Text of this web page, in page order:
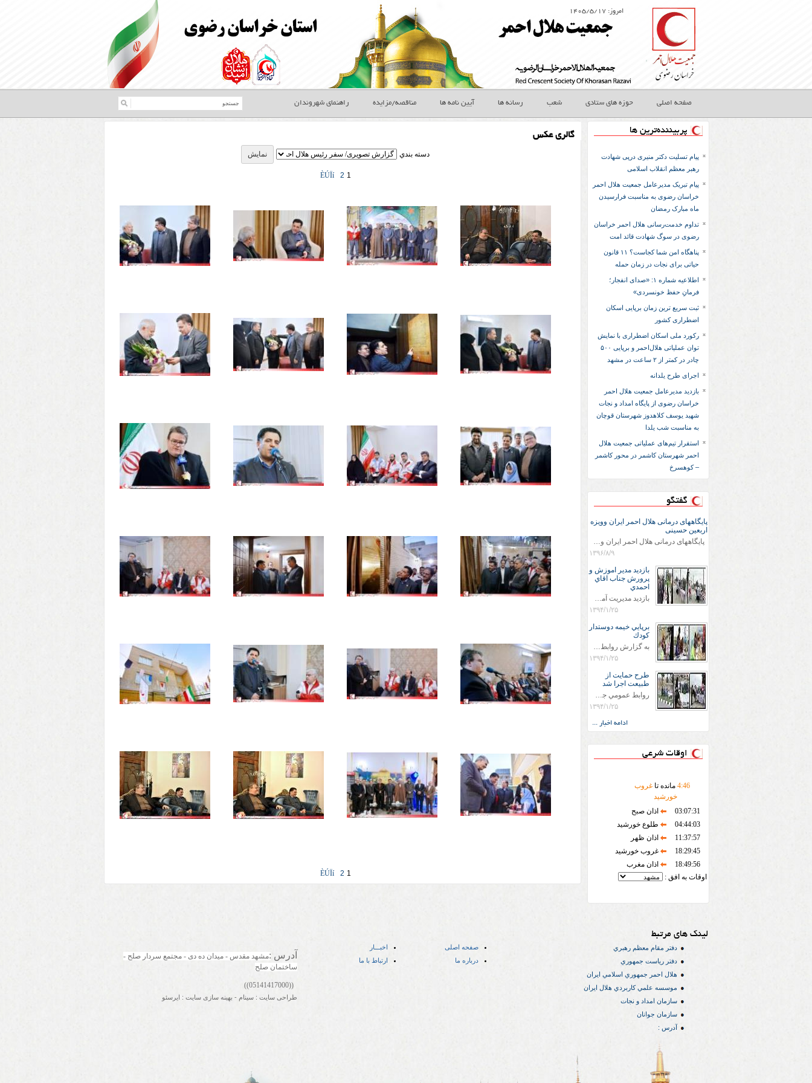
امروز: ۱۴۰۵/۵/۱۷
صفحه اصلی حوزه های ستادی شعب رسانه ها آیین نامه ها مناقصه/مزایده راهنمای شهروندان
پربیننده‌ترین ها
پیام تسلیت دکتر منیری درپی شهادت
رهبر معظم انقلاب اسلامی
پیام تبریک مدیرعامل جمعیت هلال احمر
خراسان رضوی به مناسبت فرارسیدن
ماه مبارک رمضان
تداوم خدمت‌رسانی هلال احمر خراسان
رضوی در سوگ شهادت قائد امت
پناهگاه امن شما کجاست؟ ۱۱ قانون
حیاتی برای نجات در زمان حمله
اطلاعیه شماره ۱: «صدای انفجار؛
فرمانِ حفظ خونسردی»
ثبت سریع‌ ترین زمان برپایی اسکان
اضطراری کشور
رکورد ملی اسکان اضطراری با نمایش
توان عملیاتی هلال‌احمر و برپایی ۵۰۰
چادر در کمتر از ۲ ساعت در مشهد
اجرای طرح یلدانه
بازدید مدیرعامل جمعیت هلال احمر
خراسان رضوی از پایگاه امداد و نجات
شهید یوسف کلاهدوز شهرستان قوچان
به مناسبت شب یلدا
استقرار تیم‌های عملیاتی جمعیت هلال
احمر شهرستان کاشمر در محور کاشمر
– کوهسرخ
گفتگو
پایگاههای درمانی هلال احمر ایران وویزه
اربعین حسینی
پایگاههای درمانی هلال احمر ایران وویزه اربعین حسینی
۱۳۹۶/۸/۹
بازديد مدير اموزش و
پرورش جناب اقاي
احمدي
بازديد مديريت آموزش و پروش جناب اقاي احمدي به همراه اعضاي ستاد اسكان آموزش و پروش شهرستان سرخس در ساعت 11:30 در مورخه 11/1/1394 صورت گرفت و مسئولین با حضور در پست مسافرين نوروزی كه جمعیت هلال احمر شهرستان از نزدیک در جریان روند اجرای طرح های قرار گرفتند .
۱۳۹۴/۱/۲۵
برپايي خيمه دوستدار
كودك
به گزارش روابط عمومي جمعيت هلال احمر شهرستان سرخس علاوه بر اجرای خدمات امدادی، راهنمایی های گردشگری و موقعیت های جغرافیایی و برپایی چادرهای سلامت به منظور سنجش رایگان فشار و قندخون مسافران، ، خيمه هايي.با عنوان دوستدار کودک تجهیزشده که دراین فضا کودکان مراجعه کننده از طریق نقاشی و سایر هنرهای تجسمی با مفاهیم جمعیت هلال احمر و اصول هفتگانه آن آشنا می شوند. به دليل حضور چشم گير كودكان و خانواده ها سعی شده در قالب های متناسب با سنین کودکان مراجعه کنند
۱۳۹۴/۱/۲۵
طرح حمايت از
طبيعت اجرا شد
روابط عمومي جمعيت هلال احمر سرخس جمعيت هلال احمر سرخس در روز طبيعت جوانان جمعيت هلال احمر سرخس در راستاي حفاظت و حمايت از محيط زيست با انگيزه داشتن طبيعت زيبا و بدون زباله و جهت فرهنگ سازي طرح حمايت از طبيعت را اجرا نمودند. اين طرح با رويكرد حمايتي و اموزشي در خصوص اشتي باطبيعت اجرا شد و در اين طرح 700 عدد كيسه زباله وبروشور در خروجي هاي شهر بين همشهريان و مسافرين نوروزي توزيع گرديد و در راه بازگشت كيسه هاي زباله توسط همشهريان به مامورين محترم شهرداري مستقر در ورودي شهر
۱۳۹۴/۱/۲۵
ادامه اخبار ...
اوقات شرعی
4:46 مانده تاغروب
خورشید
03:07:31
اذان صبح
04:44:03
طلوع خورشید
11:37:57
اذان ظهر
18:29:45
غروب خورشید
18:49:56
اذان مغرب
اوقات به افق :
گالری عکس
دسته بندي
1
2
ÈÚÏí
1
2
ÈÚÏí
لینک های مرتبط
دفتر مقام معظم رهبري
دفتر رياست جمهوري
هلال احمر جمهوري اسلامي ايران
موسسه علمي كاربردي هلال ایران
سازمان امداد و نجات
سازمان جوانان
آدرس :
صفحه اصلی
اخبـــار
درباره ما
ارتباط با ما آدرس :
ساختمان صلح
((05141417000))
طراحی سایت : سینام - بهینه سازی سایت : ایرسئو